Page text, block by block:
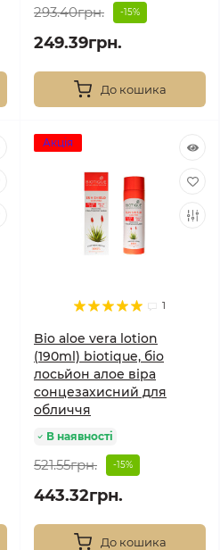
293.40грн. -15%
249.39грн.
До кошика
Акція
1
Bio aloe vera lotion
(190ml) biotique, біо
лосьйон алое віра
сонцезахисний для
обличчя
В наявності
521.55грн. -15%
443.32грн.
До кошика